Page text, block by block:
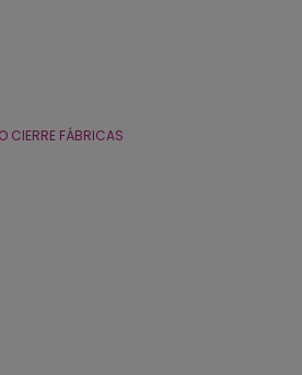
CIERRE FÁBRICAS